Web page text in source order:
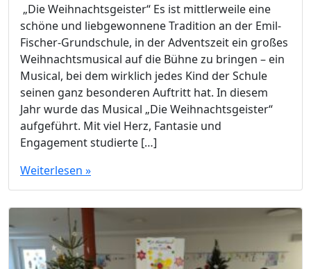
„Die Weihnachtsgeister“ Es ist mittlerweile eine
schöne und liebgewonnene Tradition an der Emil-
Fischer-Grundschule, in der Adventszeit ein großes
Weihnachtsmusical auf die Bühne zu bringen – ein
Musical, bei dem wirklich jedes Kind der Schule
seinen ganz besonderen Auftritt hat. In diesem
Jahr wurde das Musical „Die Weihnachtsgeister“
aufgeführt. Mit viel Herz, Fantasie und
Engagement studierte […]
Weiterlesen »